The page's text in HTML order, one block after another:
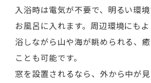
入浴時は電気が不要で、明るい環
お風呂に入れます。周辺環境にも
浴しながら山や海が眺められる、
ことも可能です。
窓を設置されるなら、外から中が